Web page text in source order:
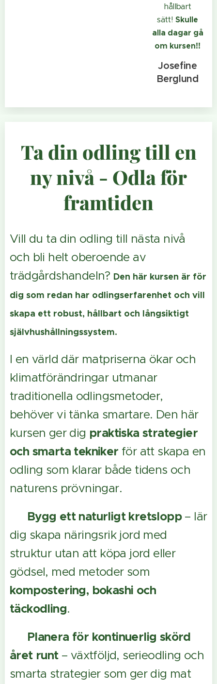
hållbart
sätt! Skulle
alla dagar gå
om kursen!!
Josefine
Berglund
Ta din odling till en
ny nivå - Odla för
framtiden
Vill du ta din odling till nästa nivå
och bli helt oberoende av
trädgårdshandeln? Den här kursen är för
dig som redan har odlingserfarenhet och vill
skapa ett robust, hållbart och långsiktigt
självhushållningssystem.
I en värld där matpriserna ökar och
klimatförändringar utmanar
traditionella odlingsmetoder,
behöver vi tänka smartare. Den här
kursen ger dig praktiska strategier
och smarta tekniker för att skapa en
odling som klarar både tidens och
naturens prövningar.
Bygg ett naturligt kretslopp– lär
dig skapa näringsrik jord med
struktur utan att köpa jord eller
gödsel, med metoder som
kompostering, bokashi och
täckodling.
Planera för kontinuerlig skörd
året runt– växtföljd, serieodling och
smarta strategier som ger dig mat